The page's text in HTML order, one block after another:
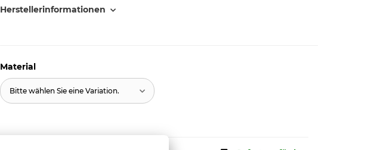
Herstellerinformationen
Material
Bitte wählen Sie eine Variation.